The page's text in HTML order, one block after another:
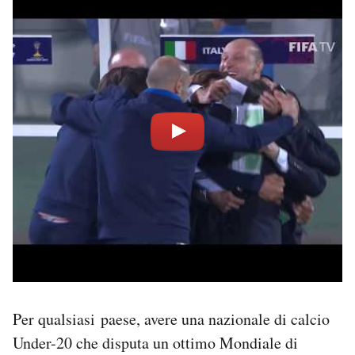
Per qualsiasi paese, avere una nazionale di calcio
Under-20 che disputa un ottimo Mondiale di